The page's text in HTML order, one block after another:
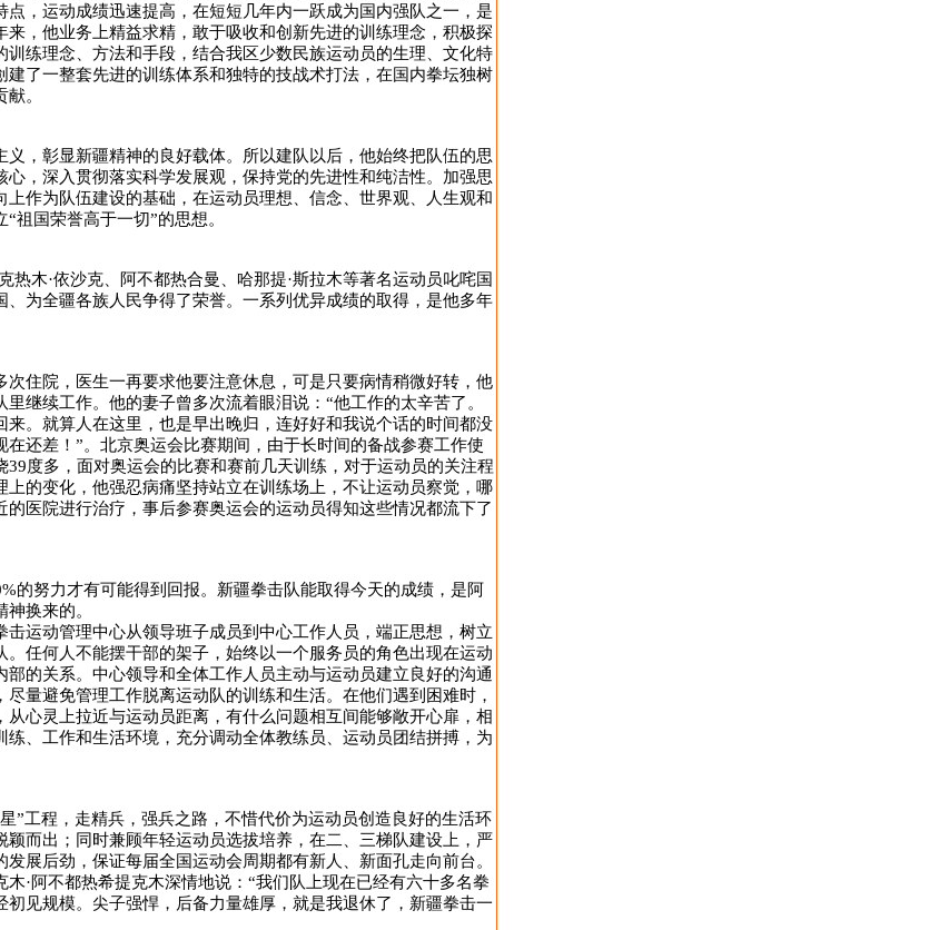
，运动成绩迅速提高，在短短几年内一跃成为国内强队之一，是
，他业务上精益求精，敢于吸收和创新先进的训练理念，积极探
练理念、方法和手段，结合我区少数民族运动员的生理、文化特
了一整套先进的训练体系和独特的技战术打法，在国内拳坛独树
。
，彰显新疆精神的良好载体。所以建队以后，他始终把队伍的思
，深入贯彻落实科学发展观，保持党的先进性和纯洁性。加强思
作为队伍建设的基础，在运动员理想、信念、世界观、人生观和
祖国荣誉高于一切”的思想。
热木·依沙克、阿不都热合曼、哈那提·斯拉木等著名运动员叱咤国
为全疆各族人民争得了荣誉。一系列优异成绩的取得，是他多年
住院，医生一再要求他要注意休息，可是只要病情稍微好转，他
继续工作。他的妻子曾多次流着眼泪说：“他工作的太辛苦了。
。就算人在这里，也是早出晚归，连好好和我说个话的时间都没
还差！”。北京奥运会比赛期间，由于长时间的备战参赛工作使
度多，面对奥运会的比赛和赛前几天训练，对于运动员的关注程
的变化，他强忍病痛坚持站立在训练场上，不让运动员察觉，哪
医院进行治疗，事后参赛奥运会的运动员得知这些情况都流下了
的努力才有可能得到回报。新疆拳击队能取得今天的成绩，是阿
换来的。
运动管理中心从领导班子成员到中心工作人员，端正思想，树立
任何人不能摆干部的架子，始终以一个服务员的角色出现在运动
的关系。中心领导和全体工作人员主动与运动员建立良好的沟通
量避免管理工作脱离运动队的训练和生活。在他们遇到困难时，
心灵上拉近与运动员距离，有什么问题相互间能够敞开心扉，相
、工作和生活环境，充分调动全体教练员、运动员团结拼搏，为
”工程，走精兵，强兵之路，不惜代价为运动员创造良好的生活环
而出；同时兼顾年轻运动员选拔培养，在二、三梯队建设上，严
展后劲，保证每届全国运动会周期都有新人、新面孔走向前台。
·阿不都热希提克木深情地说：“我们队上现在已经有六十多名拳
见规模。尖子强悍，后备力量雄厚，就是我退休了，新疆拳击一